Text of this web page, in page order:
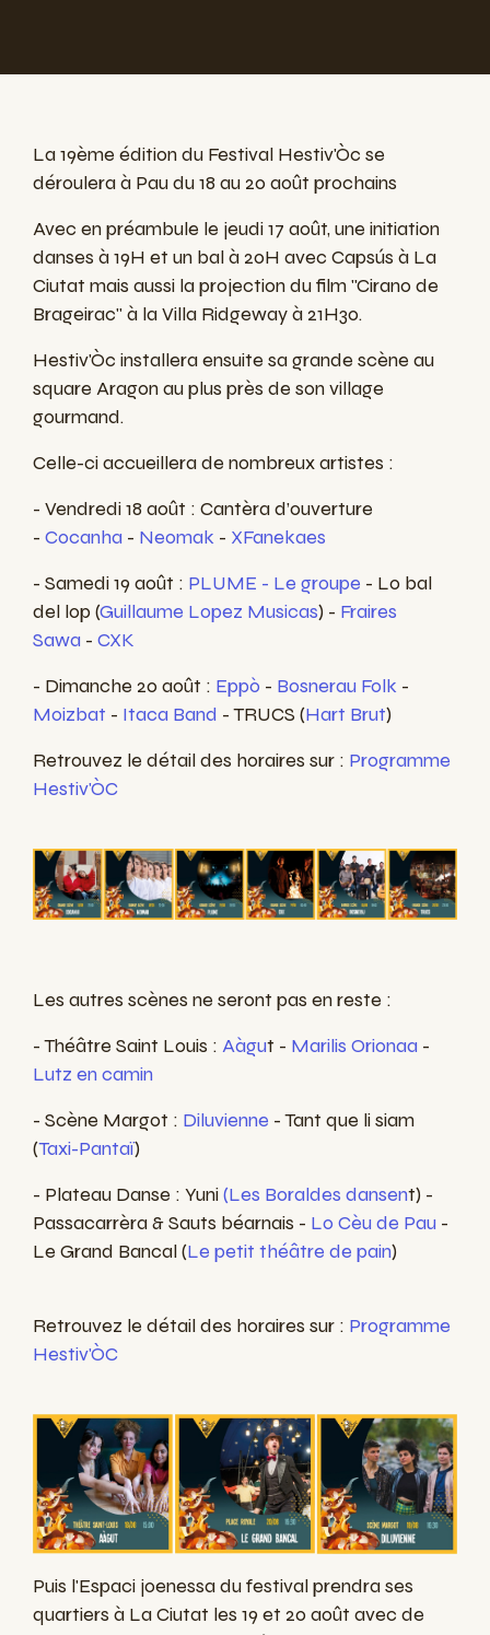
La 19ème édition du Festival Hestiv'Òc se
déroulera à Pau du 18 au 20 août prochains
Avec en préambule le jeudi 17 août, une initiation
danses à 19H et un bal à 20H avec Capsús à La
Ciutat mais aussi la projection du film "Cirano de
Brageirac" à la Villa Ridgeway à 21H30.
Hestiv'Òc installera ensuite sa grande scène au
square Aragon au plus près de son village
gourmand.
Celle-ci accueillera de nombreux artistes :
- Vendredi 18 août : Cantèra d’ouverture
- Cocanha - Neomak - XFanekaes
- Samedi 19 août : PLUME - Le groupe - Lo bal
del lop (Guillaume Lopez Musicas) - Fraires
Sawa - CXK
- Dimanche 20 août : Eppò - Bosnerau Folk -
Moizbat - Itaca Band - TRUCS (Hart Brut)
Retrouvez le détail des horaires sur : Programme
Hestiv'ÒC
Les autres scènes ne seront pas en reste :
- Théâtre Saint Louis : Aàgut - Marilis Orionaa -
Lutz en camin
- Scène Margot : Diluvienne - Tant que li siam
(Taxi-Pantaï)
- Plateau Danse : Yuni(Les Boraldes dansent) -
Passacarrèra & Sauts béarnais - Lo Cèu de Pau -
Le Grand Bancal (Le petit théâtre de pain)
Retrouvez le détail des horaires sur : Programme
Hestiv'ÒC
Puis l'Espaci joenessa du festival prendra ses
quartiers à La Ciutat les 19 et 20 août avec de